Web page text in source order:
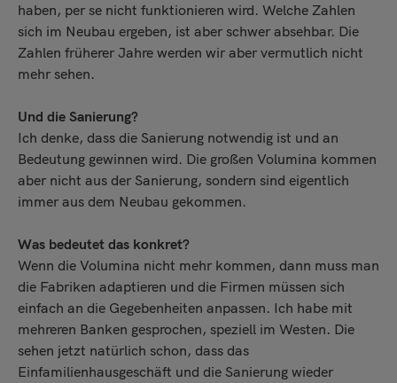
haben, per se nicht funktionieren wird. Welche Zahlen
sich im Neubau ergeben, ist aber schwer absehbar. Die
Zahlen früherer Jahre werden wir aber vermutlich nicht
mehr sehen.
Und die Sanierung?
Ich denke, dass die Sanierung notwendig ist und an
Bedeutung gewinnen wird. Die großen Volumina kommen
aber nicht aus der Sanierung, sondern sind eigentlich
immer aus dem Neubau gekommen.
Was bedeutet das konkret?
Wenn die Volumina nicht mehr kommen, dann muss man
die Fabriken adaptieren und die Firmen müssen sich
einfach an die Gegebenheiten anpassen. Ich habe mit
mehreren Banken gesprochen, speziell im Westen. Die
sehen jetzt natürlich schon, dass das
Einfamilienhausgeschäft und die Sanierung wieder